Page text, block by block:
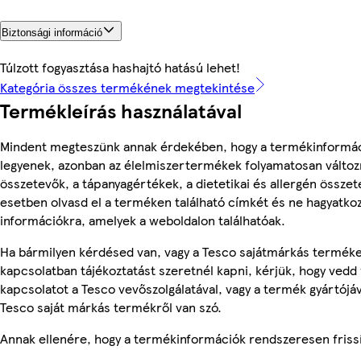
Biztonsági információ
Túlzott fogyasztása hashajtó hatású lehet!
Kategória összes termékének megtekintése
Termékleírás használatával
Mindent megteszünk annak érdekében, hogy a
legyenek, azonban az élelmiszertermékek folyamatosan
összetevők, a tápanyagértékek, a dietetikai és allergén
esetben olvasd el a terméken található címkét és ne
információkra, amelyek a weboldalon találhatóak.
Ha bármilyen kérdésed van, vagy a Tesco sajátmárkás
kapcsolatban tájékoztatást szeretnél kapni, kérjük, hogy vedd
kapcsolatot a Tesco vevőszolgálatával, vagy a termék
Tesco saját márkás termékről van szó.
Annak ellenére, hogy a termékinformációk rendszeresen